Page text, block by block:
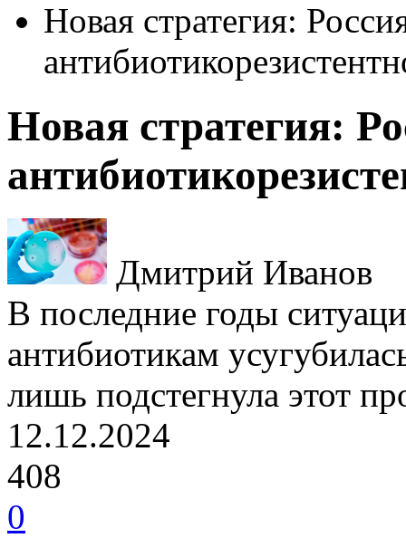
Новая стратегия:
Новая стратегия:
Дмитрий Иванов
В последние годы
антибиотикам
лишь подстегнула этот
12.12.2024
408
0